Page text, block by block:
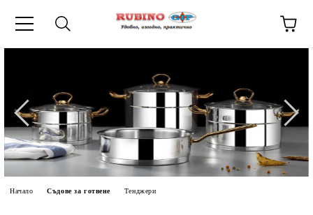
Начало Съдове за готвене Тенджери